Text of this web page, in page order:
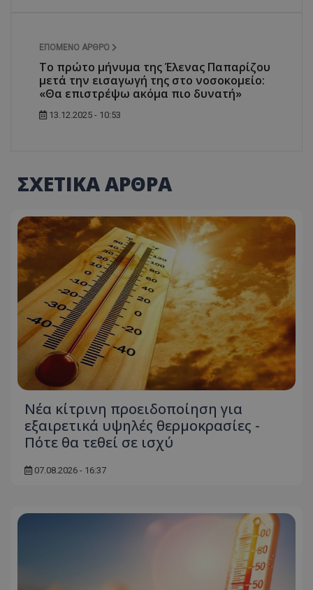
ΕΠΌΜΕΝΟ ΆΡΘΡΟ
Το πρώτο μήνυμα της Έλενας Παπαρίζου
μετά την εισαγωγή της στο νοσοκομείο:
«Θα επιστρέψω ακόμα πιο δυνατή»
13.12.2025 - 10:53
ΣΧΕΤΙΚΑ ΑΡΘΡΑ
Νέα κίτρινη προειδοποίηση για
εξαιρετικά υψηλές θερμοκρασίες -
Πότε θα τεθεί σε ισχύ
07.08.2026 - 16:37